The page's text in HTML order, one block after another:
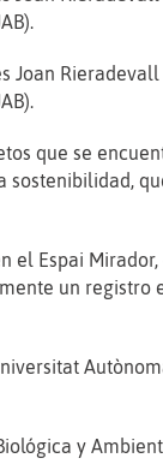
Rieradevall
que se
sostenibilidad,
el Espai
un registro
y